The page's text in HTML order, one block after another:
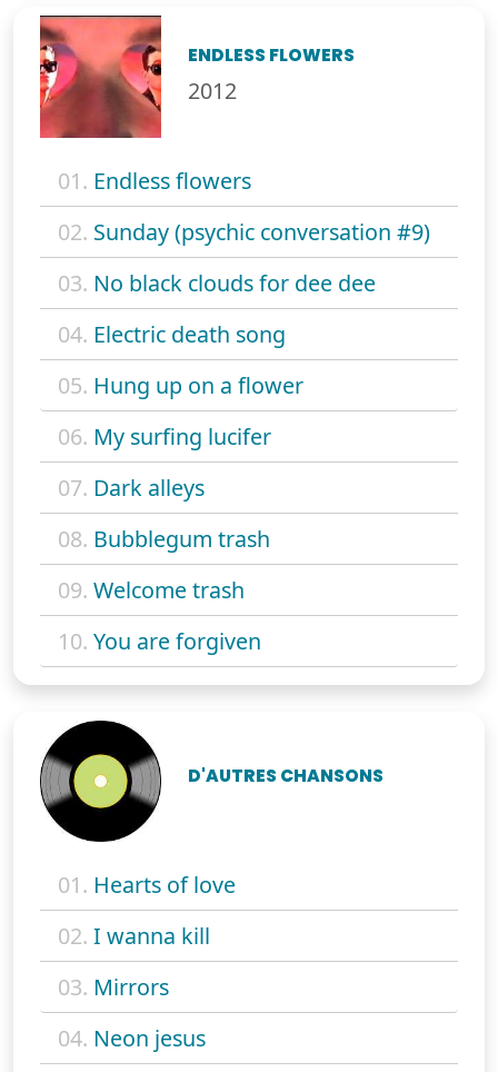
ENDLESS FLOWERS
2012
01. Endless flowers
02. Sunday (psychic conversation #9)
03. No black clouds for dee dee
04. Electric death song
05. Hung up on a flower
06. My surfing lucifer
07. Dark alleys
08. Bubblegum trash
09. Welcome trash
10. You are forgiven
D'AUTRES CHANSONS
01. Hearts of love
02. I wanna kill
03. Mirrors
04. Neon jesus